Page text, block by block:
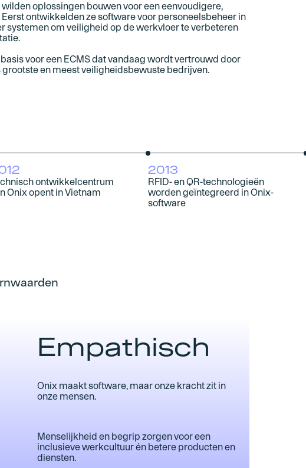
wilden oplossingen bouwen voor een eenvoudigere,
ontwikkelden ze software voor personeelsbeheer in
systemen om veiligheid op de werkvloer te verbeteren
voor een ECMS dat vandaag wordt vertrouwd door
grootste en meest veiligheidsbewuste bedrijven.
ontwikkelcentrum
Onix opent in Vietnam
2013
RFID- en QR-technologieën
worden geïntegreerd in Onix-
software
Empathisch
Onix maakt software, maar onze kracht zit in
onze mensen.
Menselijkheid en begrip zorgen voor een
inclusieve werkcultuur én betere producten en
diensten.